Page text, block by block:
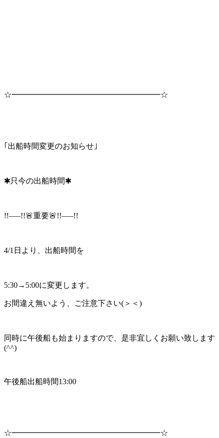
☆━━━━━━━━━━━━━━━━━━━☆
｢出船時間変更のお知らせ｣
✱只今の出船時間✱
!!—–!!🚨重要🚨!!—–!!
4/1日より、出船時間を
5:30→5:00に変更します。
お間違え無いよう、ご注意下さい(＞＜)
同時に午後船も始まりますので、是非宜しくお願い致します
(^^)
午後船出船時間13:00
☆━━━━━━━━━━━━━━━━━━━☆